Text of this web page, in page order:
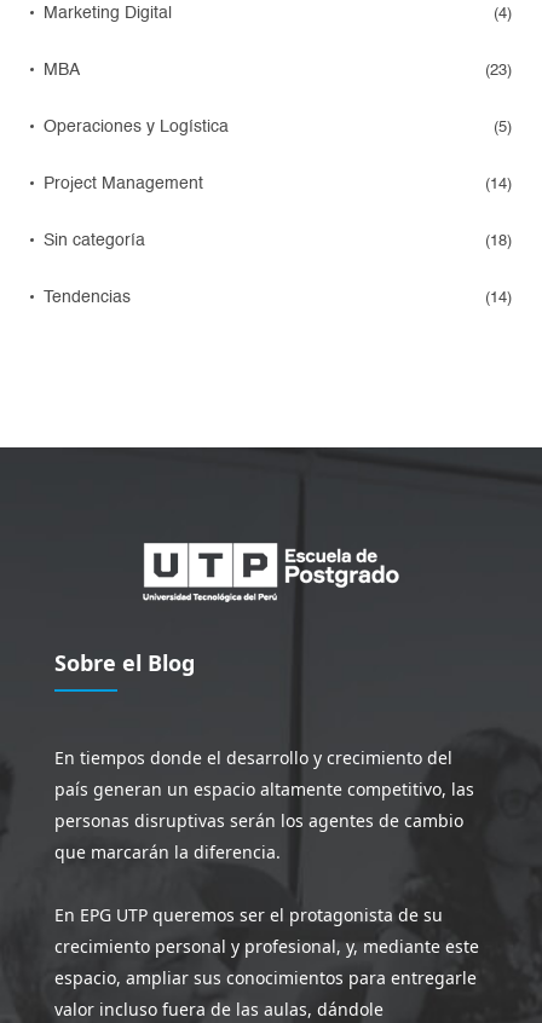
Marketing Digital (4)
MBA (23)
Operaciones y Logística (5)
Project Management (14)
Sin categoría (18)
Tendencias (14)
Sobre el Blog
En tiempos donde el desarrollo y crecimiento del
país generan un espacio altamente competitivo, las
personas disruptivas serán los agentes de cambio
que marcarán la diferencia.
En EPG UTP queremos ser el protagonista de su
crecimiento personal y profesional, y, mediante este
espacio, ampliar sus conocimientos para entregarle
valor incluso fuera de las aulas, dándole